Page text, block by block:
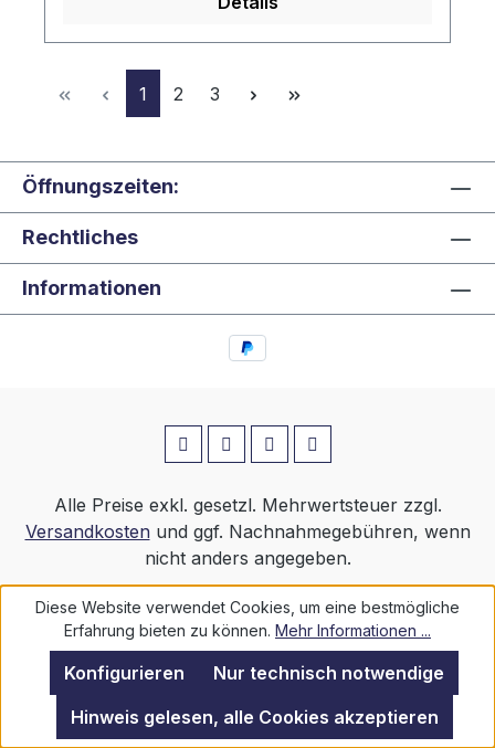
Seite
1 Seite
2 Seite
3
Öffnungszeiten:
Rechtliches
Informationen
Alle Preise exkl. gesetzl. Mehrwertsteuer zzgl.
Versandkostenund ggf. Nachnahmegebühren, wenn
nicht anders angegeben.
© TGU GmbH & Co. KG - 2026
Diese Website verwendet Cookies, um eine bestmögliche
Erfahrung bieten zu können. Mehr Informationen ...
Nur technisch notwendige
Konfigurieren
Hinweis gelesen, alle Cookies akzeptieren